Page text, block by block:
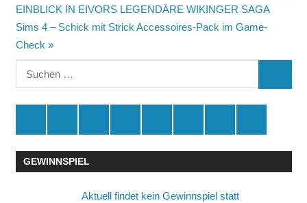
Beitrag:
EINBLICK IN EIVORS LEGENDÄRE WIKINGER SAGA
Nächster
Beitrag:
Sims 4 – Schick mit Strick Accessoires-Pack im Game-
Check
Suchen
nach:
GEWINNSPIEL
Aktuell findet kein Gewinnspiel statt